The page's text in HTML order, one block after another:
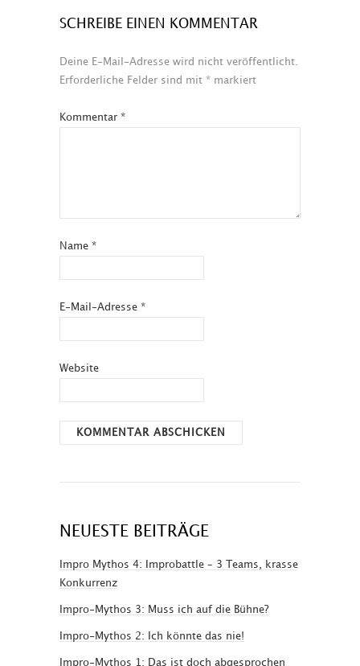
SCHREIBE EINEN KOMMENTAR
Deine E-Mail-Adresse wird nicht veröffentlicht.
Erforderliche Felder sind mit * markiert
Kommentar *
Name *
E-Mail-Adresse *
Website
NEUESTE BEITRÄGE
Impro Mythos 4: Improbattle – 3 Teams, krasse
Konkurrenz
Impro-Mythos 3: Muss ich auf die Bühne?
Impro-Mythos 2: Ich könnte das nie!
Impro-Mythos 1: Das ist doch abgesprochen